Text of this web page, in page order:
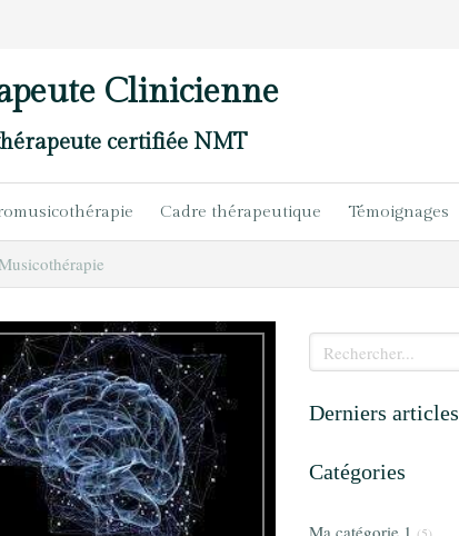
Clinicienne
certifiée NMT
Cadre thérapeutique Témoignages
Rechercher
Derniers articles
Catégories
Ma catégorie 1